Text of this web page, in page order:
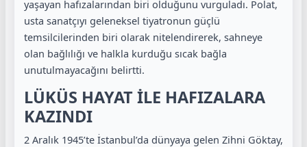
yaşayan hafızalarından biri olduğunu vurguladı. Polat,
usta sanatçıyı geleneksel tiyatronun güçlü
temsilcilerinden biri olarak nitelendirerek, sahneye
olan bağlılığı ve halkla kurduğu sıcak bağla
unutulmayacağını belirtti.
LÜKÜS HAYAT İLE HAFIZALARA
KAZINDI
2 Aralık 1945’te İstanbul’da dünyaya gelen Zihni Göktay,